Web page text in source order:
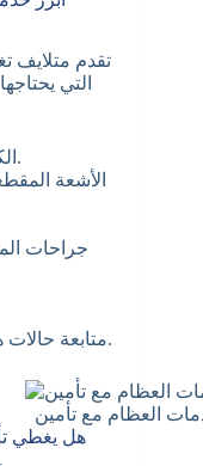
تقدم متلايف
التي
الكشف الطبي والاستشارات الدورية.
الأشعة
جراحات
متابعة حالات هشاشة العظام والتهابات المفاصل.
هل يغطي